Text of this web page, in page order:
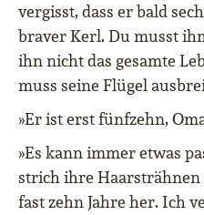
vergisst, dass er bald
braver Kerl. Du musst
ihn nicht das gesamte
muss seine Flügel
»Er ist erst fünfzehn,
»Es kann immer etwas
strich ihre Haarsträhnen
fast zehn Jahre her. Ich